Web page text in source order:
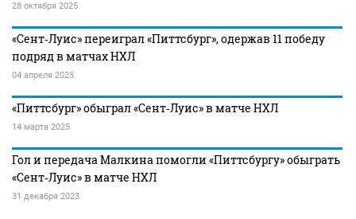
28 октября 2025
«Сент‑Луис» переиграл «Питтсбург», одержав 11 победу
подряд в матчах НХЛ
04 апреля 2025
«Питтсбург» обыграл «Сент‑Луис» в матче НХЛ
14 марта 2025
Гол и передача Малкина помогли «Питтсбургу» обыграть
«Сент‑Луис» в матче НХЛ
31 декабря 2023